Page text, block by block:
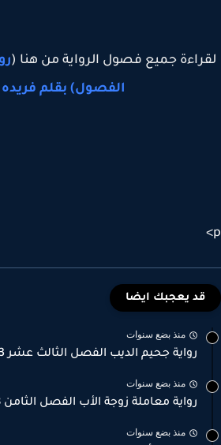
جميع فصول الرواية من هنا (
الفصول) بقلم فريده
قد يعجبك ايضا
منذ بضع سنوات
رواية جحيم الديب الفصل الثالث عشر 13 بقلم مينو
منذ بضع سنوات
رواية معاملة زوجة الأب الفصل الثامن 8 بقلم ايسو ابراهيم
منذ بضع سنوات